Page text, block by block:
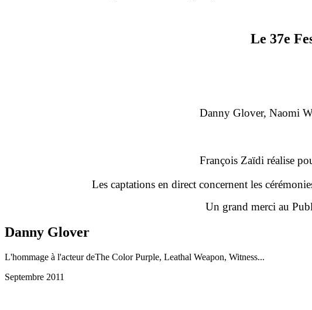
Le 37e
Danny Glover, Naomi
François Zaïdi réalise
Les captations en direct concernent les
Un grand merci au
Danny Glover
L'hommage à l'acteur deThe Color Purple, Leathal Weapon, Witness...
Septembre 2011